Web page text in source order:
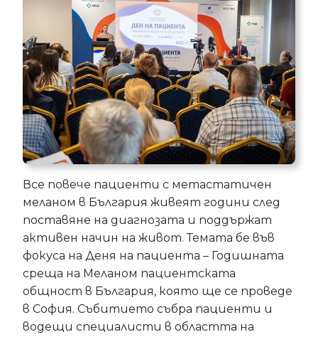
Все повече пациенти с метастатичен
меланом в България живеят години след
поставяне на диагнозата и поддържат
активен начин на живот. Темата бе във
фокуса на Деня на пациента – Годишната
среща на Меланом пациентската
общност в България, която ще се проведе
в София. Събитието събра пациенти и
водещи специалисти в областта на